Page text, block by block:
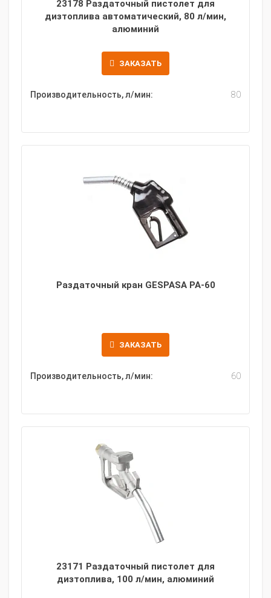
23178 Раздаточный пистолет для
дизтоплива автоматический, 80 л/мин,
алюминий
ЗАКАЗАТЬ
Производительность, л/мин: 80
Раздаточный кран GESPASA PA-60
ЗАКАЗАТЬ
Производительность, л/мин: 60
23171 Раздаточный пистолет для
дизтоплива, 100 л/мин, алюминий